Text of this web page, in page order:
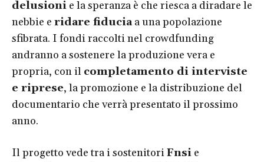
delusioni e la speranza è che riesca a diradare le
nebbie e ridare fiduciaa una popolazione
sfibrata. I fondi raccolti nel crowdfunding
andranno a sostenere la produzione vera e
propria, con il completamento di interviste
e riprese, la promozione e la distribuzione del
documentario che verrà presentato il prossimo
anno.
Il progetto vede tra i sostenitoriFnsi e